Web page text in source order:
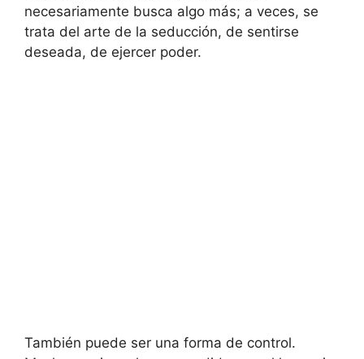
necesariamente busca algo más; a veces, se
trata del arte de la seducción, de sentirse
deseada, de ejercer poder.
También puede ser una forma de control.